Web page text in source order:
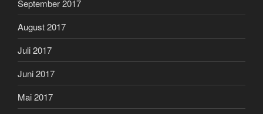
September 2017
August 2017
Juli 2017
Juni 2017
Mai 2017